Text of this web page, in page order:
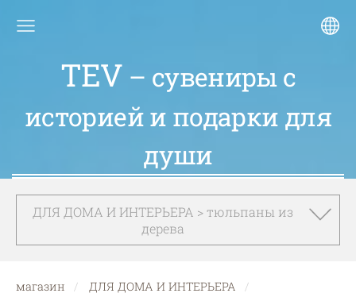
TEV – сувениры с
историей и подарки для
души
ДЛЯ ДОМА И ИНТЕРЬЕРА > тюльпаны из
дерева
магазин
ДЛЯ ДОМА И ИНТЕРЬЕРА